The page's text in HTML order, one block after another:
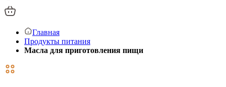
Главная
Продукты питания
Масла для приготовления пищи